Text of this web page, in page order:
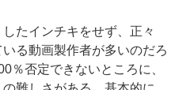
たインチキをせず、正々
る動画製作者が多いのだろ
％否定できないところに、